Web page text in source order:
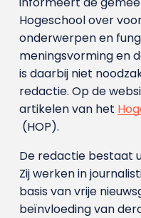
Hogeschool over
onderwerpen en
meningsvorming en
is daarbij niet
redactie. Op de
artikelen van het
(HOP).
De redactie bestaat
Zij werken in
basis van vrije
beïnvloeding van